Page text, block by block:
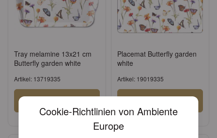
Cookie-Richtlinien von Ambiente
Europe
Tray melamine 13x21 cm
Butterfly garden white
Artikel: 13719335
Konto beantragen
Placemat Butterfly garden
white
Artikel: 19019335
oderKonto beantragen